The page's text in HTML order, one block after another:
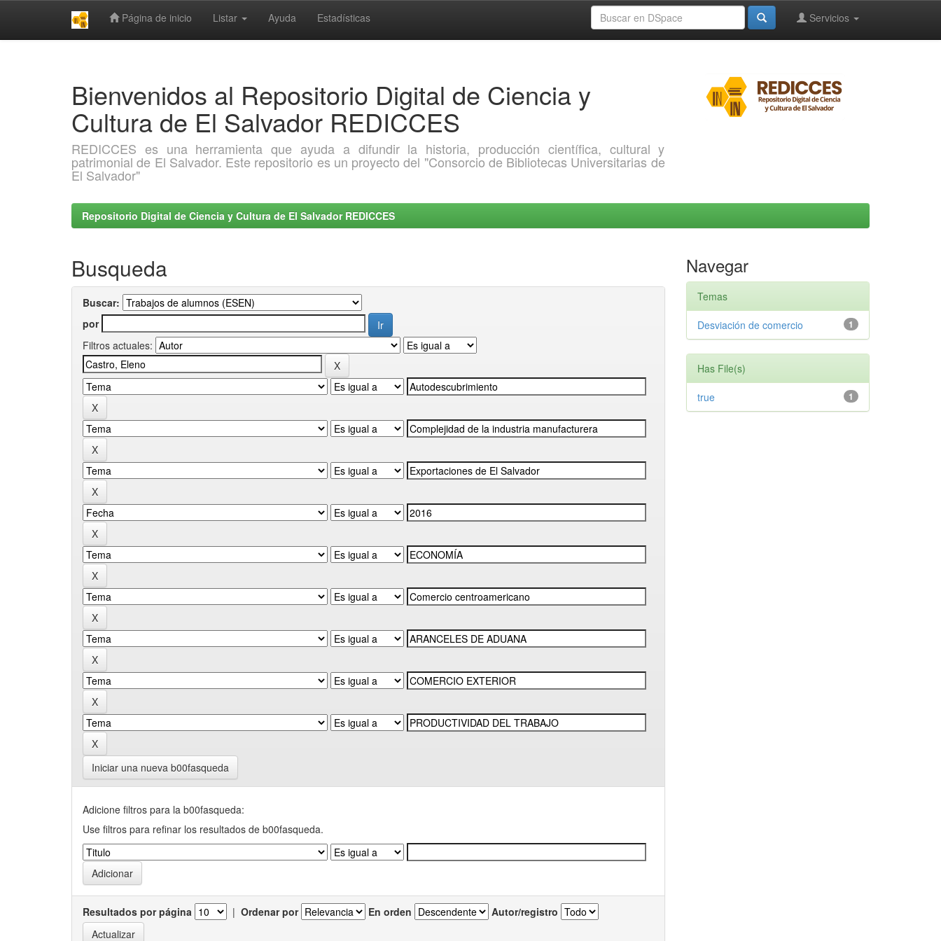
Página de inicio Listar Ayuda Estadísticas Servicios
Bienvenidos al Repositorio Digital de Ciencia y
Cultura de El Salvador REDICCES
REDICCES es una herramienta que ayuda a difundir la historia, producción científica, cultural y
patrimonial de El Salvador. Este repositorio es un proyecto del "Consorcio de Bibliotecas Universitarias de
El Salvador"
Repositorio Digital de Ciencia y Cultura de El Salvador REDICCES
Busqueda
Buscar:
por
Filtros actuales:
Iniciar una nueva b00fasqueda
Adicione filtros para la b00fasqueda:
Use filtros para refinar los resultados de b00fasqueda.
Resultados por página | Ordenar por En orden Autor/registro
Navegar
Temas
1
Desviación de comercio
Has File(s)
1
true